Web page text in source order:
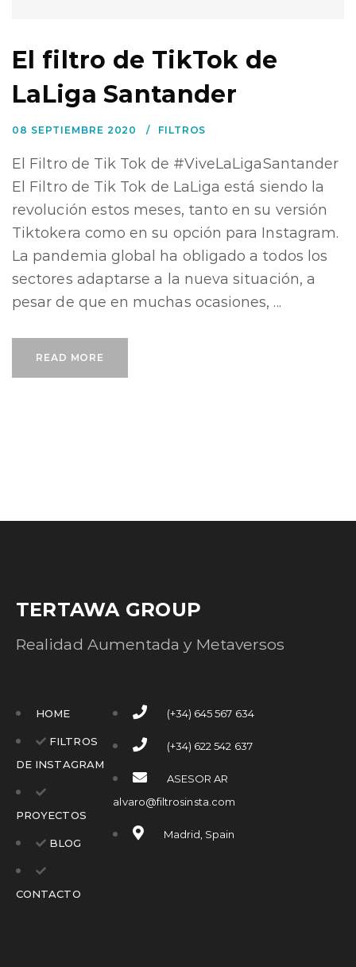
El filtro de TikTok de
LaLiga Santander
08 SEPTIEMBRE 2020 FILTROS
El Filtro de Tik Tok de #ViveLaLigaSantander
El Filtro de Tik Tok de LaLiga está siendo la
revolución estos meses, tanto en su versión
Tiktokera como en su opción para Instagram.
La pandemia global ha obligado a todos los
sectores adaptarse a la nueva situación, a
pesar de que en muchas ocasiones, ...
READ MORE
TERTAWA GROUP
Realidad Aumentada y Metaversos
HOME
FILTROS
DE INSTAGRAM
PROYECTOS
BLOG
CONTACTO
(+34) 645 567 634
(+34) 622 542 637
ASESOR AR
alvaro@filtrosinsta.com
Madrid, Spain